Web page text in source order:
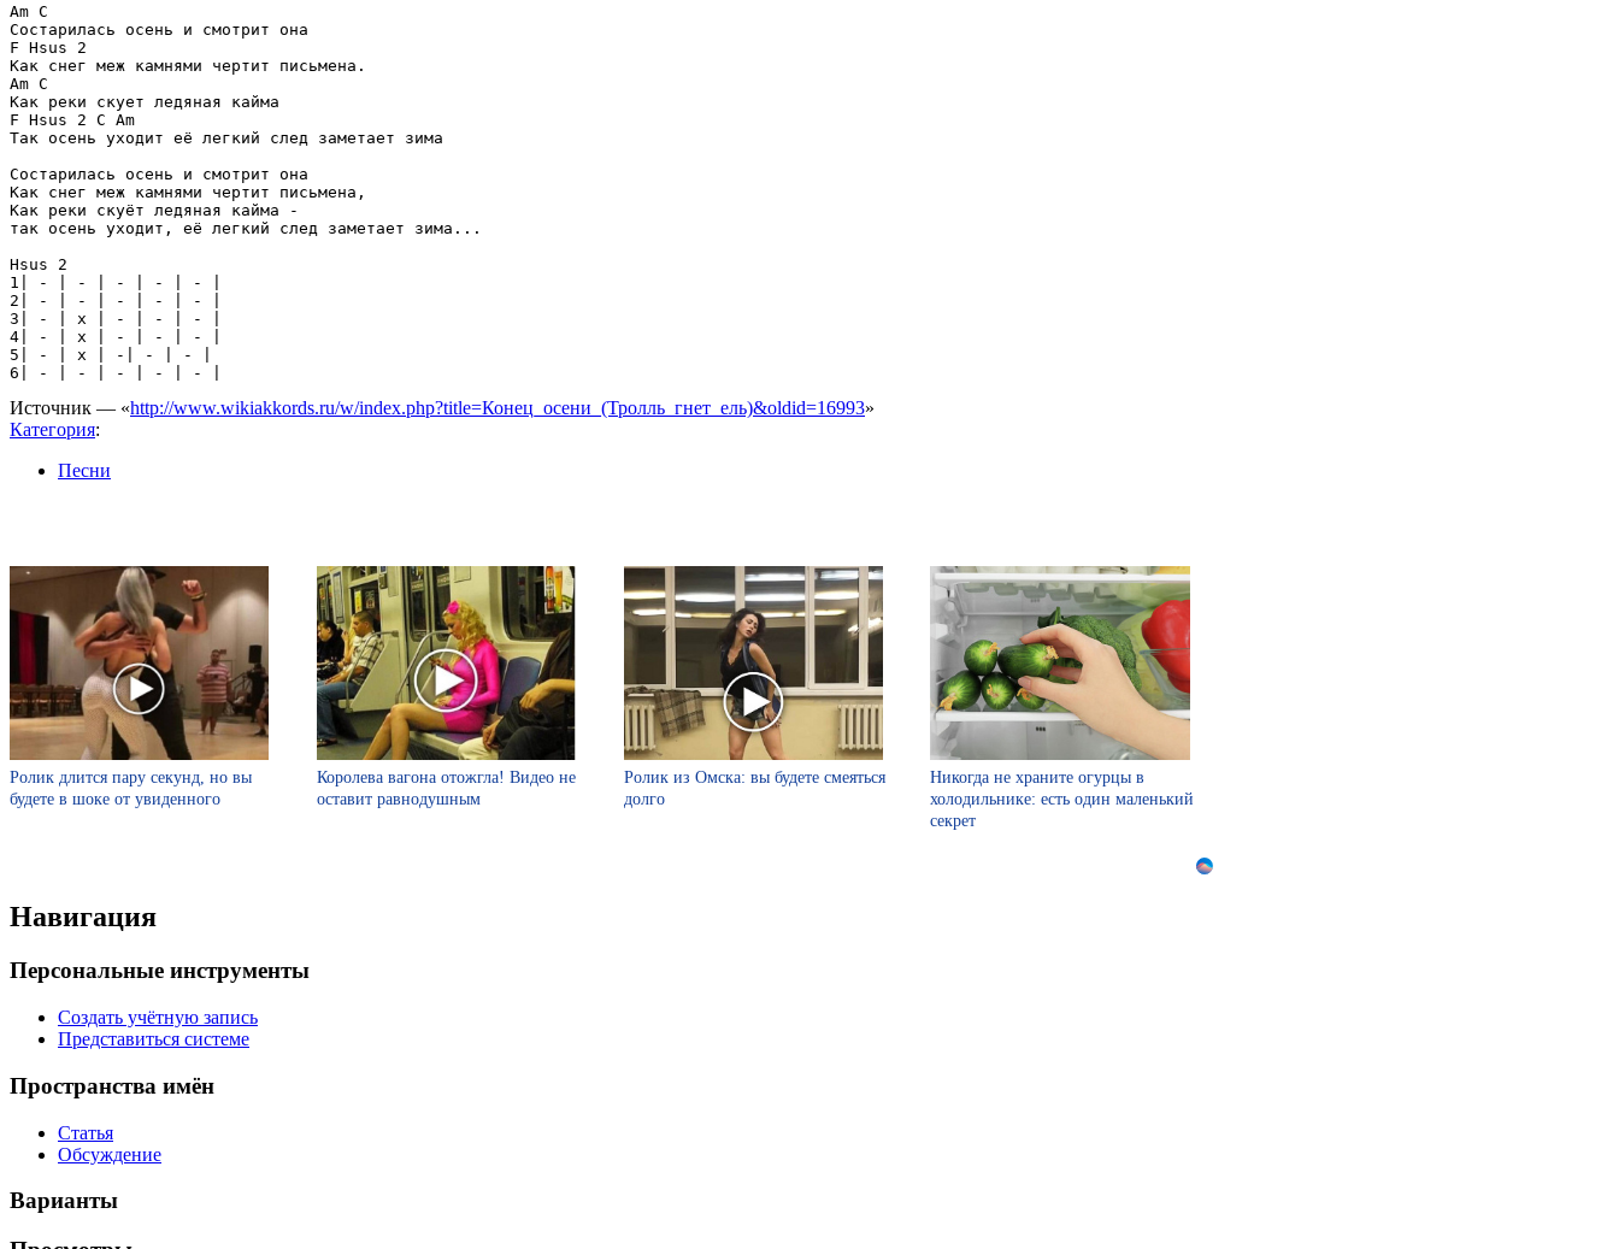
Am C
Состарилась осень и смотрит она
F Hsus 2
Как снег меж камнями чертит письмена.
Am C
Как реки скует ледяная кайма
F Hsus 2 C Am
Так осень уходит её легкий след заметает зима
Состарилась осень и смотрит она
Как снег меж камнями чертит письмена,
Как реки скуёт ледяная кайма -
так осень уходит, её легкий след заметает зима...
Hsus 2
1| - | - | - | - | - |
2| - | - | - | - | - |
3| - | x | - | - | - |
4| - | x | - | - | - |
5| - | x | -| - | - |
Источник — «http://www.wikiakkords.ru/w/index.php?title=Конец_осени_(Тролль_гнет_ель)&oldid=16993»
Категория:
Песни
Ролик длится пару секунд, но вы
будете в шоке от увиденного
Королева вагона отожгла! Видео не
оставит равнодушным
Ролик из Омска: вы будете смеяться
долго
Никогда не храните огурцы в
холодильнике: есть один маленький
секрет
Навигация
Персональные инструменты
Создать учётную запись
Представиться системе
Пространства имён
Статья
Обсуждение
Варианты